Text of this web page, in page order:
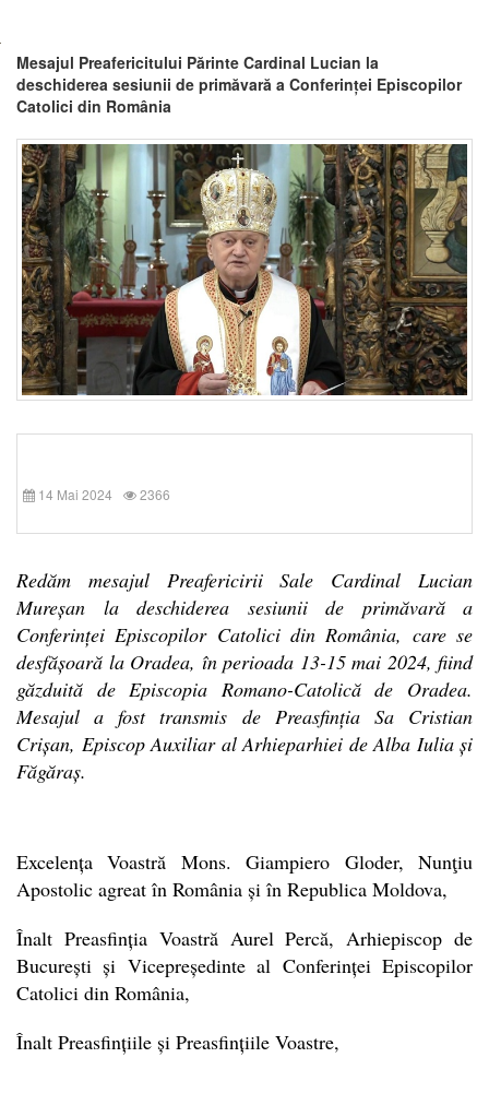
Mesajul Preafericitului Părinte Cardinal Lucian la
deschiderea sesiunii de primăvară a Conferinței Episcopilor
Catolici din România
14 Mai 2024 2366
Redăm mesajul Preafericirii Sale Cardinal Lucian
Mureșan la deschiderea sesiunii de primăvară a
Conferinței Episcopilor Catolici din România, care se
desfășoară la Oradea, în perioada 13-15 mai 2024, fiind
găzduită de Episcopia Romano-Catolică de Oradea.
Mesajul a fost transmis de Preasfinția Sa Cristian
Crișan, Episcop Auxiliar al Arhieparhiei de Alba Iulia și
Făgăraș.
Excelența Voastră Mons. Giampiero Gloder, Nunţiu
Apostolic agreat în România și în Republica Moldova,
Înalt Preasfinția Voastră Aurel Percă, Arhiepiscop de
București și Vicepreședinte al Conferinței Episcopilor
Catolici din România,
Înalt Preasfințiile și Preasfințiile Voastre,